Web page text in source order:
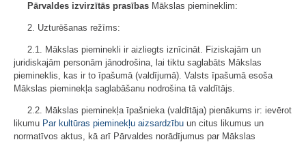
Pārvaldes izvirzītās prasības Mākslas piemineklim:
2. Uzturēšanas režīms:
2.1. Mākslas pieminekli ir aizliegts iznīcināt. Fiziskajām un
juridiskajām personām jānodrošina, lai tiktu saglabāts Mākslas
piemineklis, kas ir to īpašumā (valdījumā). Valsts īpašumā esoša
Mākslas pieminekļa saglabāšanu nodrošina tā valdītājs.
2.2. Mākslas pieminekļa īpašnieka (valdītāja) pienākums ir: ievērot
likumu Par kultūras pieminekļu aizsardzību un citus likumus un
normatīvos aktus, kā arī Pārvaldes norādījumus par Mākslas